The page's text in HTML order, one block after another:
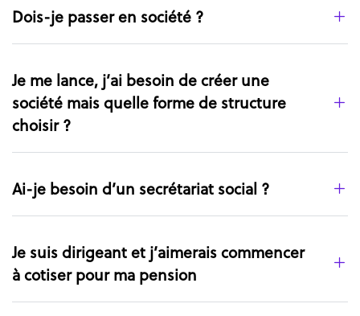
Dois-je passer en société ?
Je me lance, j’ai besoin de créer une
société mais quelle forme de structure
choisir ?
Ai-je besoin d’un secrétariat social ?
Je suis dirigeant et j’aimerais commencer
à cotiser pour ma pension